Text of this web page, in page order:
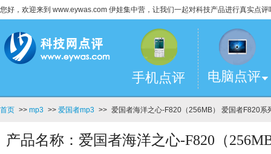
您好，欢迎来到 www.eywas.com 伊娃集中营，让我们一起对科技产品进行真实点评
手机点评 电脑点评
首页 >> mp3 >> 爱国者mp3 >> 爱国者海洋之心-F820（256MB） 爱国者F820系
产品名称：爱国者海洋之心-F820（